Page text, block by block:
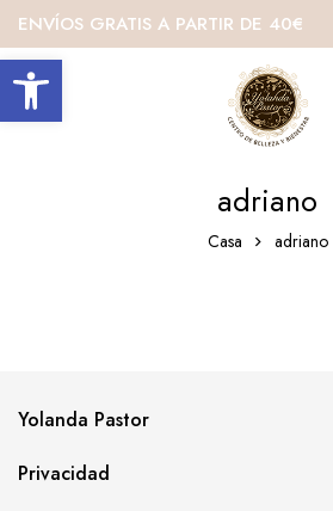
Abrir barra de herramientas
ENVÍOS GRATIS A PARTIR DE 40€
adriano
Casa adriano
Yolanda Pastor
Privacidad